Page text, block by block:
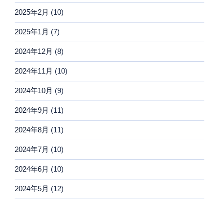
2025年2月 (10)
2025年1月 (7)
2024年12月 (8)
2024年11月 (10)
2024年10月 (9)
2024年9月 (11)
2024年8月 (11)
2024年7月 (10)
2024年6月 (10)
2024年5月 (12)